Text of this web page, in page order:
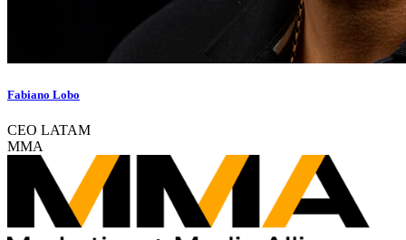
Fabiano Lobo
CEO LATAM
MMA